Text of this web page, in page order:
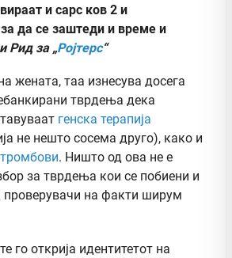
и сарс ков 2 и
да се заштеди и време и
Рид за „Ројтерс“
жената, таа изнесува досега
тврдења дека
генска терапија
не нешто сосема друго), како и
. Ништо од ова не е
за тврдења кои се побиени и
проверувачи на факти ширум
го открија идентитетот на